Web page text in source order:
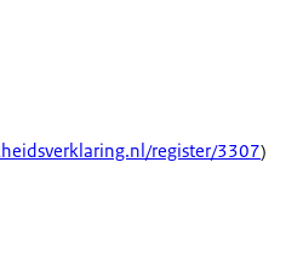
register/3307)